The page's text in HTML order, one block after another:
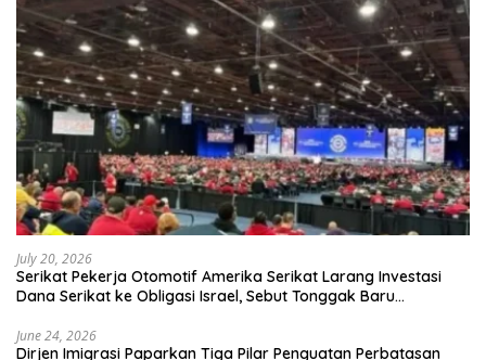
July 20, 2026
Serikat Pekerja Otomotif Amerika Serikat Larang Investasi
Dana Serikat ke Obligasi Israel, Sebut Tonggak Baru
June 24, 2026
Dirjen Imigrasi Paparkan Tiga Pilar Penguatan Perbatasan